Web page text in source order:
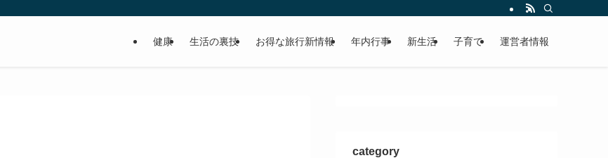
健康 生活の裏技 お得な旅行新情報 年内行事 新生活 子育て 運営者情報
category